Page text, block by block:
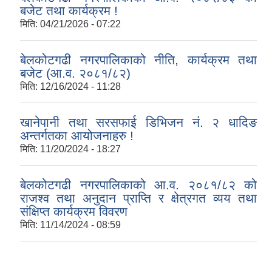
बजेट तथा कार्यक्रम !
मिति: 04/21/2026 - 07:22
बेलकोटगढी नगरपालिकाको नीति, कार्यक्रम तथा
बजेट (आ.व. २०८१/८२)
मिति: 12/16/2024 - 11:28
खानेपानी तथा सरसफाई डिभिजन नं. २ धादिङ
अन्तर्गतका आयोजनाहरु !
मिति: 11/20/2024 - 18:27
बेलकोटगढी नगरपालिकाको आ.व. २०८१/८२ को
राजश्व तथा अनुदान प्राप्ति र क्षेत्रगत व्यय तथा
संक्षिप्त कार्यक्रम विवरण
मिति: 11/14/2024 - 08:59